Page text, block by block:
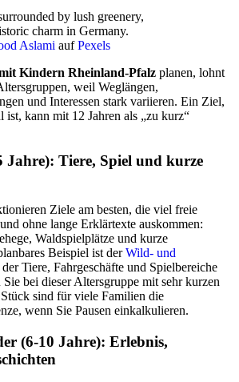
Aslami aufPexels
Kindern Rheinland-Pfalz planen, lohnt
weil Weglängen,
und Interessen stark variieren. Ein Ziel,
ist, kann mit 12 Jahren als „zu kurz“
Tiere, Spiel und kurze
Ziele am besten, die viel freie
ohne lange Erklärtexte auskommen:
Waldspielplätze und kurze
Beispiel ist derWild- und
der Tiere, Fahrgeschäfte und Spielbereiche
bei dieser Altersgruppe mit sehr kurzen
sind für viele Familien die
wenn Sie Pausen einkalkulieren.
(6-10 Jahre): Erlebnis,